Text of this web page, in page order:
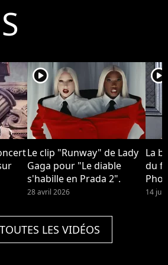
player2
Le clip "Runway" de Lady
Gaga pour "Le diable
s'habille en Prada 2".
28 avril 2026
player2
La
du
14
LES VIDÉOS